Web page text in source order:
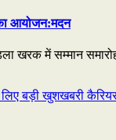
आयोजन:मदन
खरक में सम्मान